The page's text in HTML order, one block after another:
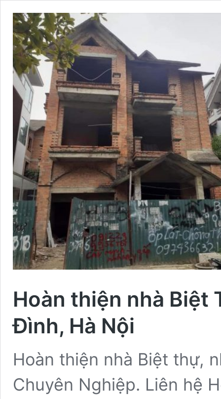
Hoàn thiện nhà Biệt
Đình, Hà Nội
Hoàn thiện nhà Biệt thự,
Chuyên Nghiệp. Liên hệ